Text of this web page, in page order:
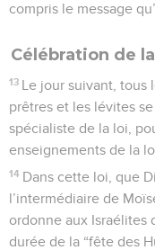
compris le message
Célébration de
13 Le jour suivant, tous
prêtres et les lévites
spécialiste de la loi,
enseignements de la
14 Dans cette loi, que
l’intermédiaire de
ordonne aux Israélites
durée de la “fête des